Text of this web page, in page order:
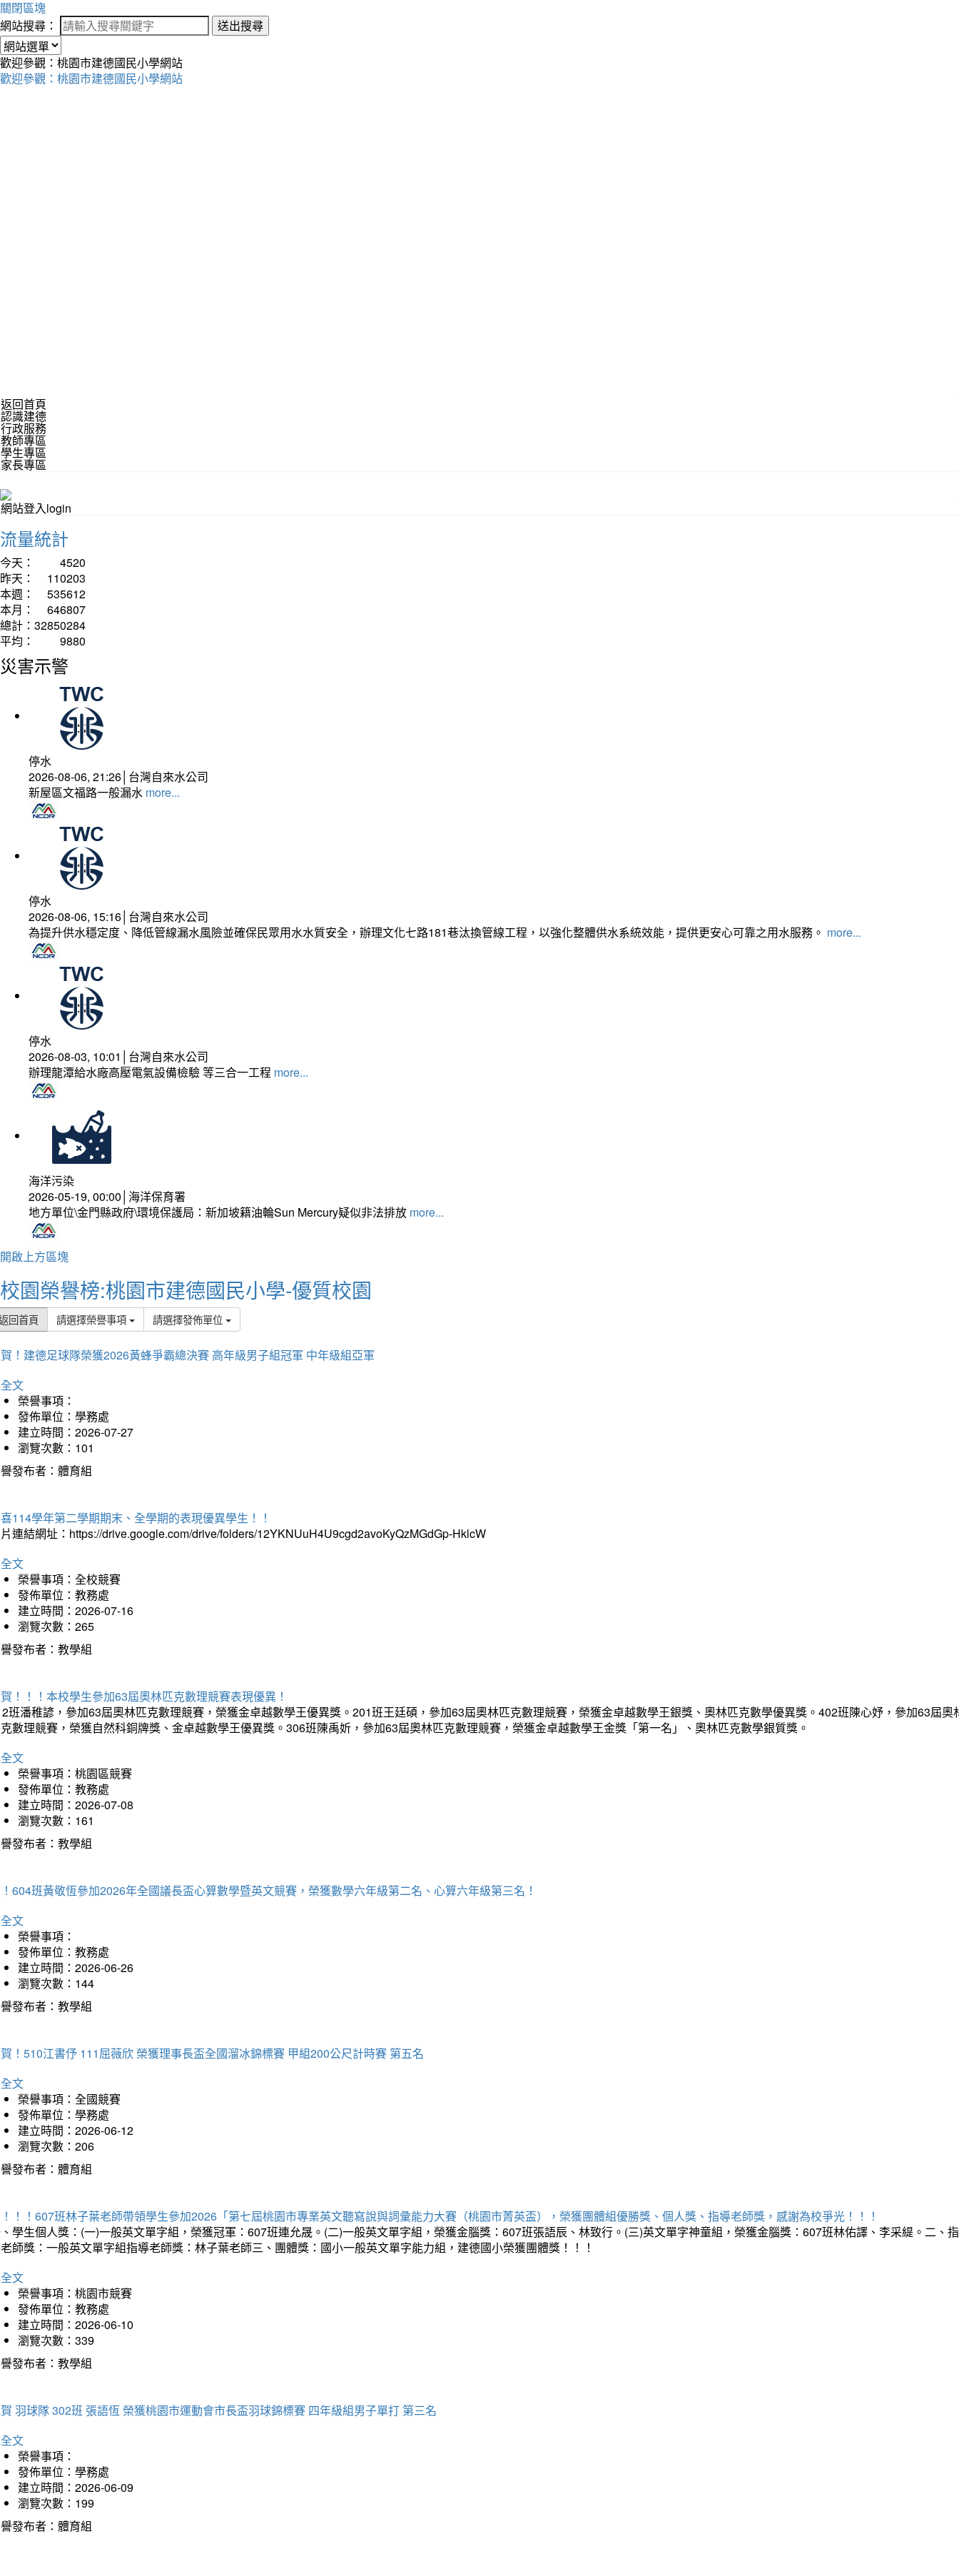
關閉區塊
網站搜尋：
送出搜尋
歡迎參觀：桃園市建德國民小學網站
歡迎參觀：桃園市建德國民小學網站
返回首頁
認識建德
行政服務
教師專區
學生專區
家長專區
網站登入login
流量統計
今天：
4520
昨天：
110203
本週：
535612
本月：
646807
總計： 32850284
平均：
9880
災害示警
停水
2026-08-06, 21:26│台灣自來水公司
新屋區文福路一般漏水 more...
停水
2026-08-06, 15:16│台灣自來水公司
為提升供水穩定度、降低管線漏水風險並確保民眾用水水質安全，辦理文化七路181巷汰換管線工程，以強化整體供水系統效能，提供更安心可靠之用水服務。 more...
停水
2026-08-03, 10:01│台灣自來水公司
辦理龍潭給水廠高壓電氣設備檢驗 等三合一工程 more...
海洋污染
2026-05-19, 00:00│海洋保育署
地方單位\金門縣政府\環境保護局：新加坡籍油輪Sun Mercury疑似非法排放 more...
開啟上方區塊
校園榮譽榜:桃園市建德國民小學-優質校園
回首頁 請選擇榮譽事項 請選擇發佈單位
！建德足球隊榮獲2026黃蜂爭霸總決賽 高年級男子組冠軍 中年級組亞軍
文
榮譽事項：
發佈單位：學務處
建立時間：2026-07-27
瀏覽次數：101
發布者：體育組
114學年第二學期期末、全學期的表現優異學生！！
連結網址：https://drive.google.com/drive/folders/12YKNUuH4U9cgd2avoKyQzMGdGp-HklcW
文
榮譽事項：全校競賽
發佈單位：教務處
建立時間：2026-07-16
瀏覽次數：265
發布者：教學組
！！！本校學生參加63屆奧林匹克數理競賽表現優異！
班潘稚諺，參加63屆奧林匹克數理競賽，榮獲金卓越數學王優異獎。201班王廷碩，參加63屆奧林匹克數理競賽，榮獲金卓越數學王銀獎、奧林匹克數學優異獎。402班陳心妤，參加63屆奧
數理競賽，榮獲自然科銅牌獎、金卓越數學王優異獎。306班陳禹妡，參加63屆奧林匹克數理競賽，榮獲金卓越數學王金獎「第一名」、奧林匹克數學銀質獎。
文
榮譽事項：桃園區競賽
發佈單位：教務處
建立時間：2026-07-08
瀏覽次數：161
發布者：教學組
604班黃敬恆參加2026年全國議長盃心算數學暨英文競賽，榮獲數學六年級第二名、心算六年級第三名！
文
榮譽事項：
發佈單位：教務處
建立時間：2026-06-26
瀏覽次數：144
發布者：教學組
！510江書伃 111屈薇欣 榮獲理事長盃全國溜冰錦標賽 甲組200公尺計時賽 第五名
文
榮譽事項：全國競賽
發佈單位：學務處
建立時間：2026-06-12
瀏覽次數：206
發布者：體育組
！！607班林子葉老師帶領學生參加2026「第七屆桃園市專業英文聽寫說與詞彙能力大賽（桃園市菁英盃），榮獲團體組優勝獎、個人獎、指導老師獎，感謝為校爭光！！！
學生個人獎：(一)一般英文單字組，榮獲冠軍：607班連允晟。(二)一般英文單字組，榮獲金腦獎：607班張語辰、林致行。(三)英文單字神童組，榮獲金腦獎：607班林佑譯、李采緹。二、指
師獎：一般英文單字組指導老師獎：林子葉老師三、團體獎：國小一般英文單字能力組，建德國小榮獲團體獎！！！
文
榮譽事項：桃園市競賽
發佈單位：教務處
建立時間：2026-06-10
瀏覽次數：339
發布者：教學組
羽球隊 302班 張語恆 榮獲桃園市運動會市長盃羽球錦標賽 四年級組男子單打 第三名
文
榮譽事項：
發佈單位：學務處
建立時間：2026-06-09
瀏覽次數：199
發布者：體育組